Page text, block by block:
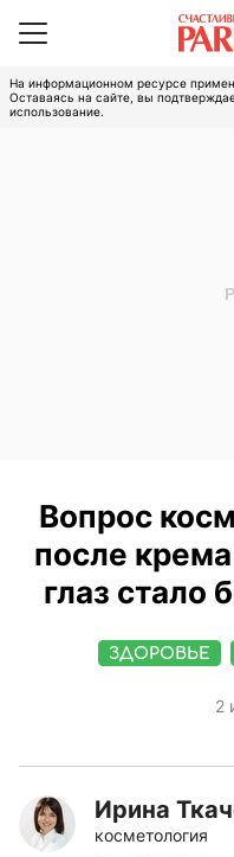
На информационном ресурсе
Оставаясь на сайте, вы
использование.
Вопрос
после
глаз стало
ЗДОРОВЬЕ
2
Ирина
косметология